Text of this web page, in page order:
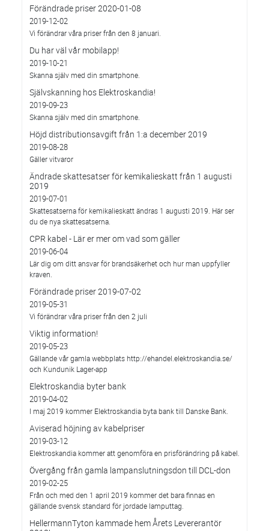
Förändrade priser 2020-01-08
2019-12-02
Vi förändrar våra priser från den 8 januari.
Du har väl vår mobilapp!
2019-10-21
Skanna själv med din smartphone.
Självskanning hos Elektroskandia!
2019-09-23
Skanna själv med din smartphone.
Höjd distributionsavgift från 1:a december 2019
2019-08-28
Gäller vitvaror
Ändrade skattesatser för kemikalieskatt från 1 augusti
2019
2019-07-01
Skattesatserna för kemikalieskatt ändras 1 augusti 2019. Här ser
du de nya skattesatserna.
CPR kabel - Lär er mer om vad som gäller
2019-06-04
Lär dig om ditt ansvar för brandsäkerhet och hur man uppfyller
kraven.
Förändrade priser 2019-07-02
2019-05-31
Vi förändrar våra priser från den 2 juli
Viktig information!
2019-05-23
Gällande vår gamla webbplats http://ehandel.elektroskandia.se/
och Kundunik Lager-app
Elektroskandia byter bank
2019-04-02
I maj 2019 kommer Elektroskandia byta bank till Danske Bank.
Aviserad höjning av kabelpriser
2019-03-12
Elektroskandia kommer att genomföra en prisförändring på kabel.
Övergång från gamla lampanslutningsdon till DCL-don
2019-02-25
Från och med den 1 april 2019 kommer det bara finnas en
gällande svensk standard för jordade lamputtag.
HellermannTyton kammade hem Årets Levererantör